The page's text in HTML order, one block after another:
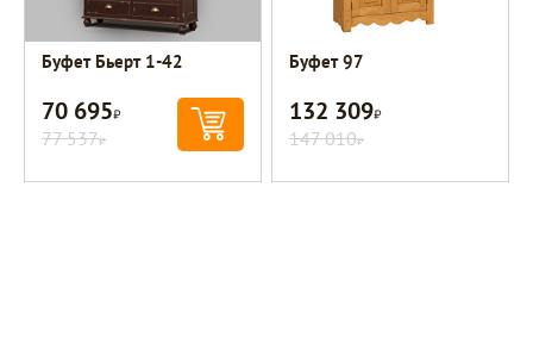
Буфет Бьерт 1-42
70 695Р
77 537Р
Буфет 97
132 309Р
147 010Р